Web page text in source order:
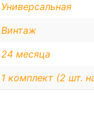
Универсальная
Винтаж
24 месяца
1 комплект (2 шт.